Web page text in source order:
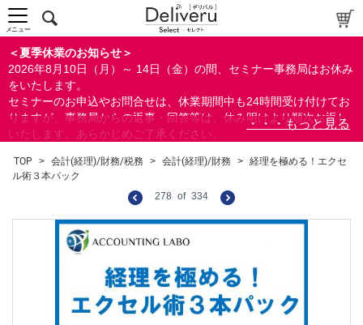
＜夏季休業のお知らせ＞
2026年8月10日（月）～ 14日（金）の間、セミナー事務局はお休み
をいたします。
セミナーのお申込やお問合せは、休業期間中も24時間受け付けてお
りますが、事務局からの返事・回答等は、休み明けより順次お返し
いたします。あらかじめご了承ください。
ができます。
メニュー
TOP > 会計(経理)/財務/税務 > 会計(経理)/財務 > 経理を極める！エクセ
ル術３本パック
278 of 334